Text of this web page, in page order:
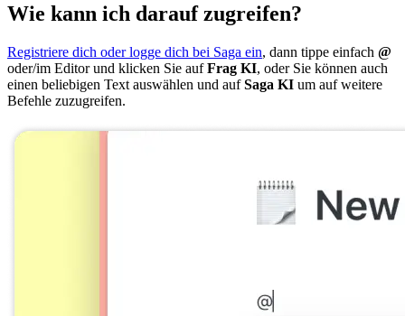
Wie kann ich darauf zugreifen?
Registriere dich oder logge dich bei Saga ein, dann tippe einfach @
oder/im Editor und klicken Sie aufFrag KI, oder Sie können auch
einen beliebigen Text auswählen und aufSaga KI um auf weitere
Befehle zuzugreifen.